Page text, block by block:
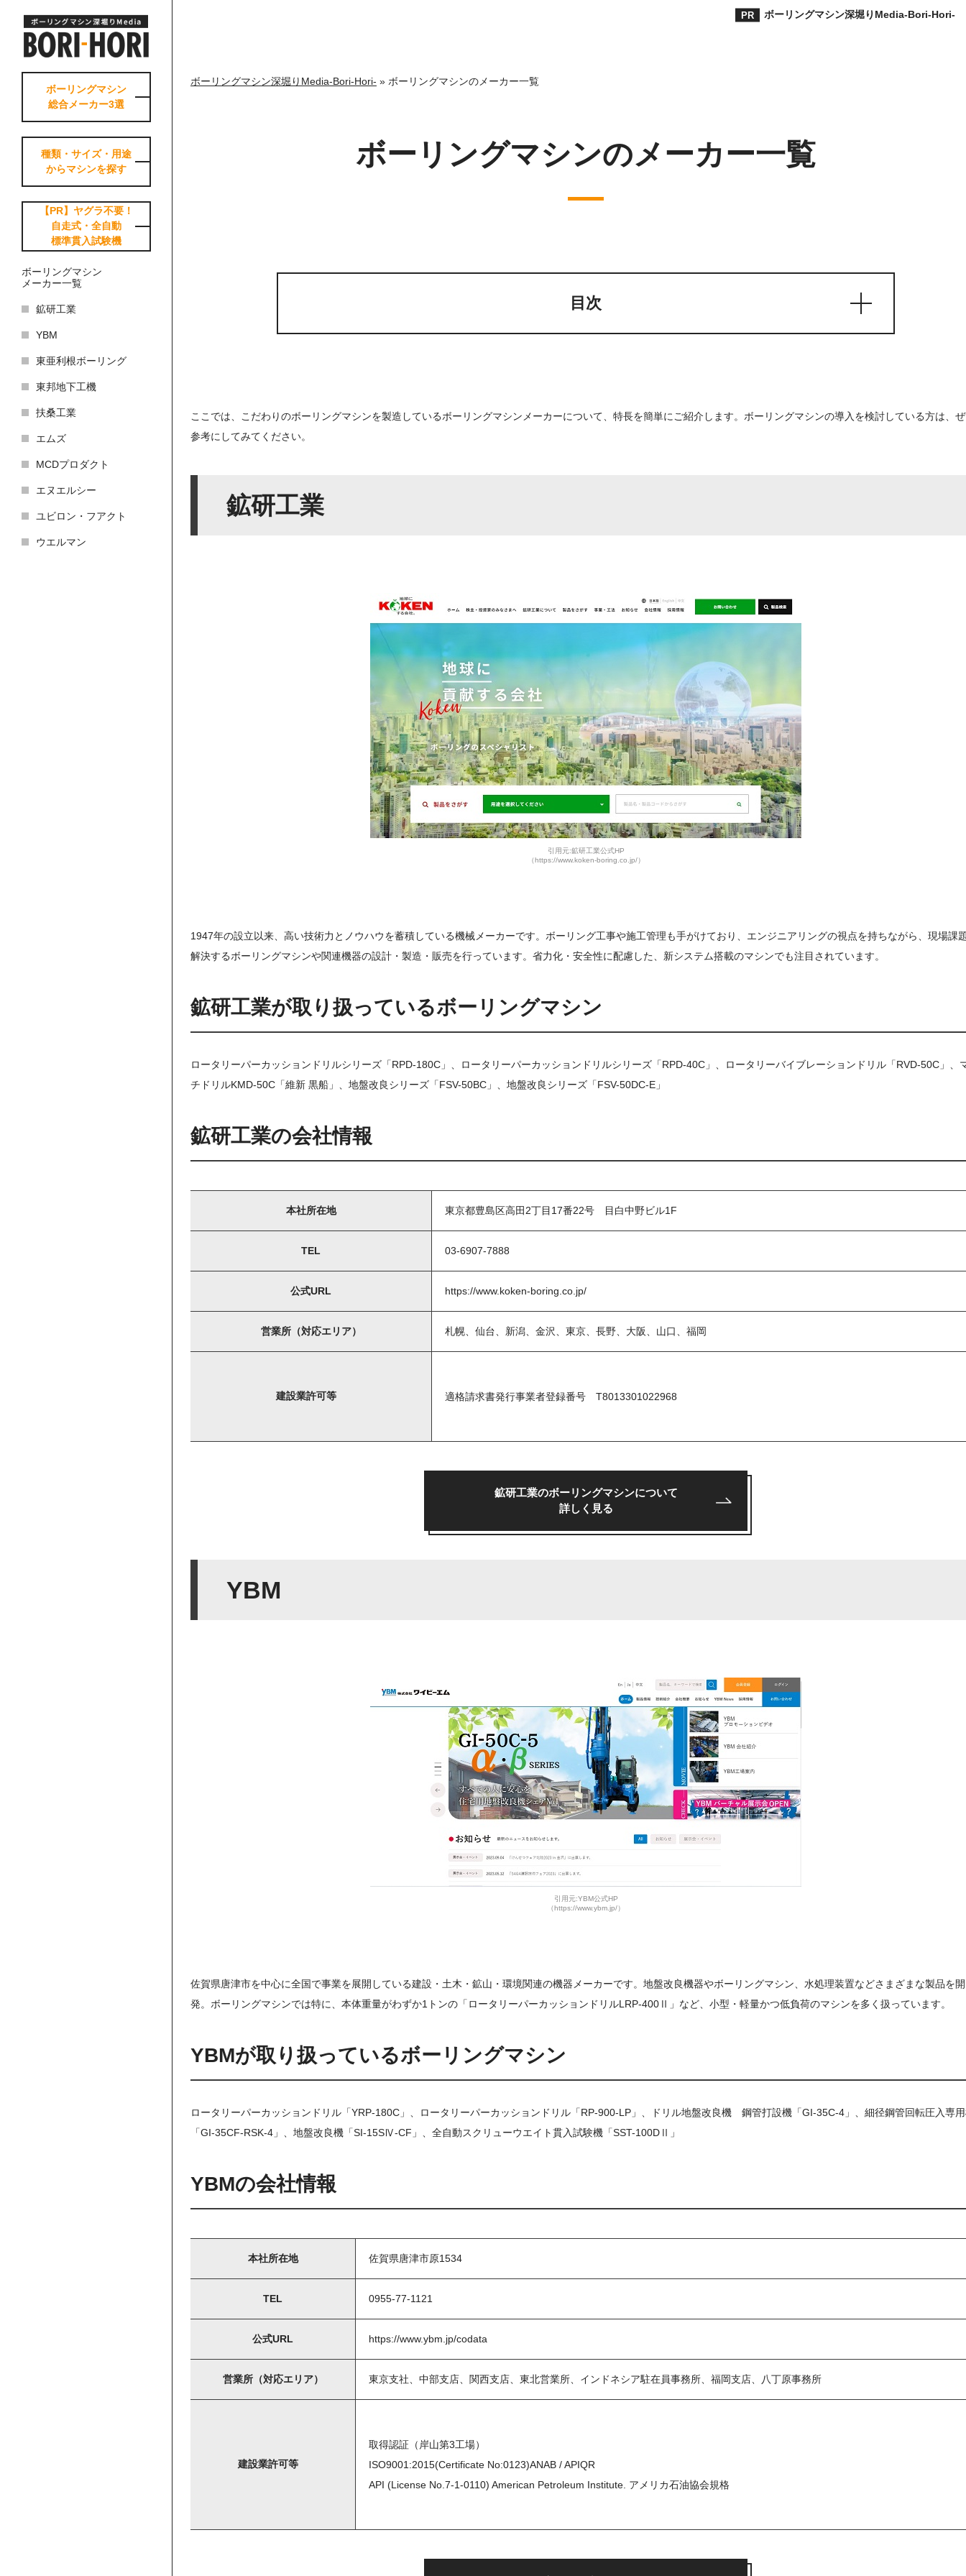
ボーリングマシン深堀りMedia-Bori-Hori-
ボーリングマシン
総合メーカー3選
種類・サイズ・用途
からマシンを探す
【PR】ヤグラ不要！
自走式・全自動
標準貫入試験機
ボーリングマシン
メーカー一覧
鉱研工業
YBM
東亜利根ボーリング
東邦地下工機
扶桑工業
エムズ
MCDプロダクト
エヌエルシー
ユビロン・フアクト
ウエルマン
ボーリングマシン深堀りMedia-Bori-Hori- » ボーリングマシンのメーカー一覧
ボーリングマシンのメーカー一覧
目次
ここでは、こだわりのボーリングマシンを製造しているボーリングマシンメーカーについて、特長を簡単にご紹介します。ボーリングマシンの導入を検討している方は、
参考にしてみてください。
鉱研工業
引用元:鉱研工業公式HP
（https://www.koken-boring.co.jp/）
1947年の設立以来、高い技術力とノウハウを蓄積している機械メーカーです。ボーリング工事や施工管理も手がけており、エンジニアリングの視点を持ちながら、現場課
解決するボーリングマシンや関連機器の設計・製造・販売を行っています。省力化・安全性に配慮した、新システム搭載のマシンでも注目されています。
鉱研工業が取り扱っているボーリングマシン
ロータリーパーカッションドリルシリーズ「RPD-180C」、ロータリーパーカッションドリルシリーズ「RPD-40C」、ロータリーバイブレーションドリル「RVD-50C」、
チドリルKMD-50C「維新 黒船」、地盤改良シリーズ「FSV-50BC」、地盤改良シリーズ「FSV-50DC-E」
鉱研工業の会社情報
本社所在地 東京都豊島区高田2丁目17番22号 目白中野ビル1F
TEL 03-6907-7888
公式URL https://www.koken-boring.co.jp/
営業所（対応エリア） 札幌、仙台、新潟、金沢、東京、長野、大阪、山口、福岡
建設業許可等 適格請求書発行事業者登録番号 T8013301022968
鉱研工業のボーリングマシンについて
詳しく見る
YBM
引用元:YBM公式HP
（https://www.ybm.jp/）
佐賀県唐津市を中心に全国で事業を展開している建設・土木・鉱山・環境関連の機器メーカーです。地盤改良機器やボーリングマシン、水処理装置などさまざまな製品を開
発。ボーリングマシンでは特に、本体重量がわずか1トンの「ロータリーパーカッションドリルLRP-400Ⅱ」など、小型・軽量かつ低負荷のマシンを多く扱っています。
YBMが取り扱っているボーリングマシン
ロータリーパーカッションドリル「YRP-180C」、ロータリーパーカッションドリル「RP-900-LP」、ドリル地盤改良機 鋼管打設機「GI-35C-4」、細径鋼管回転圧入専
「GI-35CF-RSK-4」、地盤改良機「SI-15SⅣ-CF」、全自動スクリューウエイト貫入試験機「SST-100DⅡ」
YBMの会社情報
本社所在地 佐賀県唐津市原1534
TEL 0955-77-1121
公式URL https://www.ybm.jp/codata
営業所（対応エリア） 東京支社、中部支店、関西支店、東北営業所、インドネシア駐在員事務所、福岡支店、八丁原事務所
建設業許可等
取得認証（岸山第3工場）
ISO9001:2015(Certificate No:0123)ANAB / APIQR
API (License No.7-1-0110) American Petroleum Institute. アメリカ石油協会規格